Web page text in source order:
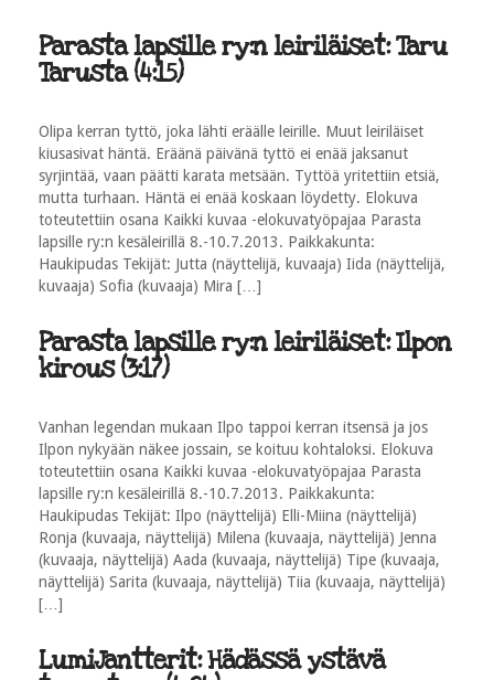
Parasta lapsille ry:n leiriläiset: Taru
Tarusta (4:15)
Olipa kerran tyttö, joka lähti eräälle leirille. Muut leiriläiset
kiusasivat häntä. Eräänä päivänä tyttö ei enää jaksanut
syrjintää, vaan päätti karata metsään. Tyttöä yritettiin etsiä,
mutta turhaan. Häntä ei enää koskaan löydetty. Elokuva
toteutettiin osana Kaikki kuvaa -elokuvatyöpajaa Parasta
lapsille ry:n kesäleirillä 8.-10.7.2013. Paikkakunta:
Haukipudas Tekijät: Jutta (näyttelijä, kuvaaja) Iida (näyttelijä,
kuvaaja) Sofia (kuvaaja) Mira […]
Parasta lapsille ry:n leiriläiset: Ilpon
kirous (3:17)
Vanhan legendan mukaan Ilpo tappoi kerran itsensä ja jos
Ilpon nykyään näkee jossain, se koituu kohtaloksi. Elokuva
toteutettiin osana Kaikki kuvaa -elokuvatyöpajaa Parasta
lapsille ry:n kesäleirillä 8.-10.7.2013. Paikkakunta:
Haukipudas Tekijät: Ilpo (näyttelijä) Elli-Miina (näyttelijä)
Ronja (kuvaaja, näyttelijä) Milena (kuvaaja, näyttelijä) Jenna
(kuvaaja, näyttelijä) Aada (kuvaaja, näyttelijä) Tipe (kuvaaja,
näyttelijä) Sarita (kuvaaja, näyttelijä) Tiia (kuvaaja, näyttelijä)
[…]
LumiJantterit: Hädässä ystävä